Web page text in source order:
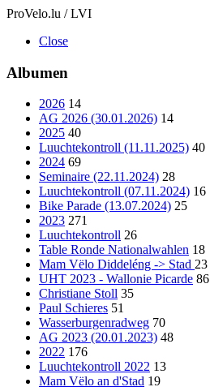
ProVelo.lu / LVI
Close
Albumen
2026 14
AG 2026 (30.01.2026) 14
2025 40
Luuchtekontroll (11.11.2025) 40
2024 69
Seminaire (22.11.2024) 28
Luuchtekontroll (07.11.2024) 16
Bike Parade (13.07.2024) 25
2023 271
Luuchtekontroll 26
Table Ronde Nationalwahlen 18
Mam Vëlo Diddeléng -> Stad 23
UHT 2023 - Wallonie Picarde 86
Christiane Stoll 35
Paul Schieres 51
Wasserburgenradweg 70
AG 2023 (20.01.2023) 48
2022 176
Luuchtekontroll 2022 13
Mam Vëlo an d'Stad 19